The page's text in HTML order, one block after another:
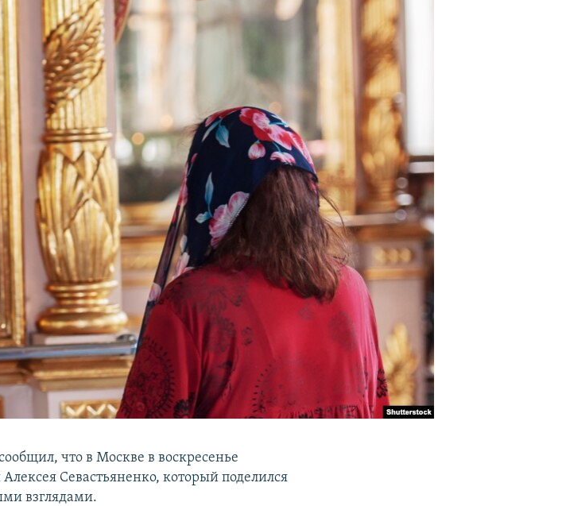
что в Москве в воскресенье
Севастьяненко, который поделился
взглядами.